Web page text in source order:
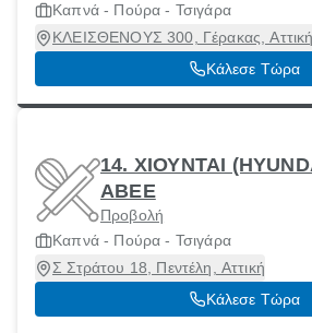
Καπνά - Πούρα - Τσιγάρα
ΚΛΕΙΣΘΕΝΟΥΣ 300, Γέρακας,
Κάλεσε Τώρα
14. ΧΙΟΥΝΤΑΙ
ΑΒΕΕ
Προβολή
Καπνά - Πούρα - Τσιγάρα
Σ Στράτου 18, Πεντέλη, Αττική
Κάλεσε Τώρα